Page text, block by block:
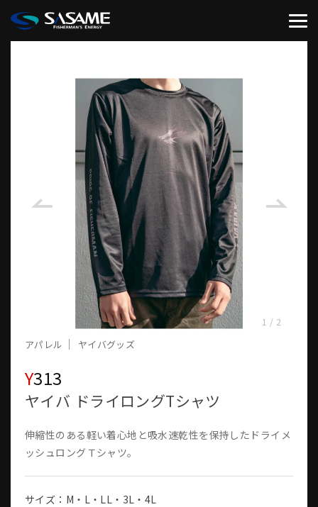
1 / 2
アパレル ヤイバグッズ
Y313
ヤイバ ドライロングTシャツ
伸縮性のある軽い着心地と吸水速乾性を保持したドライメ
ッシュロングＴシャツ。
サイズ：M・L・LL・3L・4L